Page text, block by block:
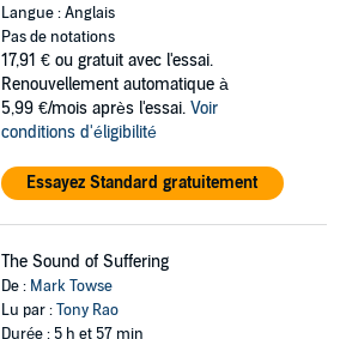
Langue : Anglais
Pas de notations
17,91 € ou gratuit avec l'essai.
Renouvellement automatique à
5,99 €/mois après l'essai. Voir
conditions d'éligibilité
Essayez Standard gratuitement
The Sound of Suffering
De : Mark Towse
Lu par :Tony Rao
Durée : 5 h et 57 min